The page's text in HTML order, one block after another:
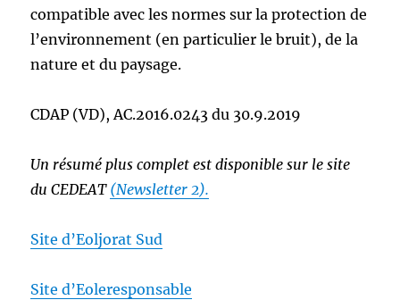
compatible avec les normes sur la protection de
l’environnement (en particulier le bruit), de la
nature et du paysage.
CDAP (VD), AC.2016.0243 du 30.9.2019
Un résumé plus complet est disponible sur le site
du CEDEAT (Newsletter 2).
Site d’Eoljorat Sud
Site d’Eoleresponsable